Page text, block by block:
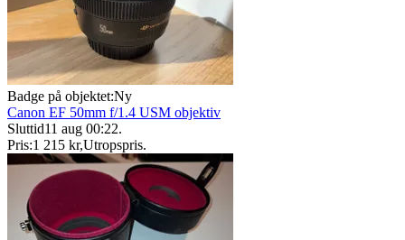
Badge på objektet:Ny
Canon EF 50mm f/1.4 USM objektiv
Sluttid11 aug 00:22.
Pris:1 215 kr,Utropspris.